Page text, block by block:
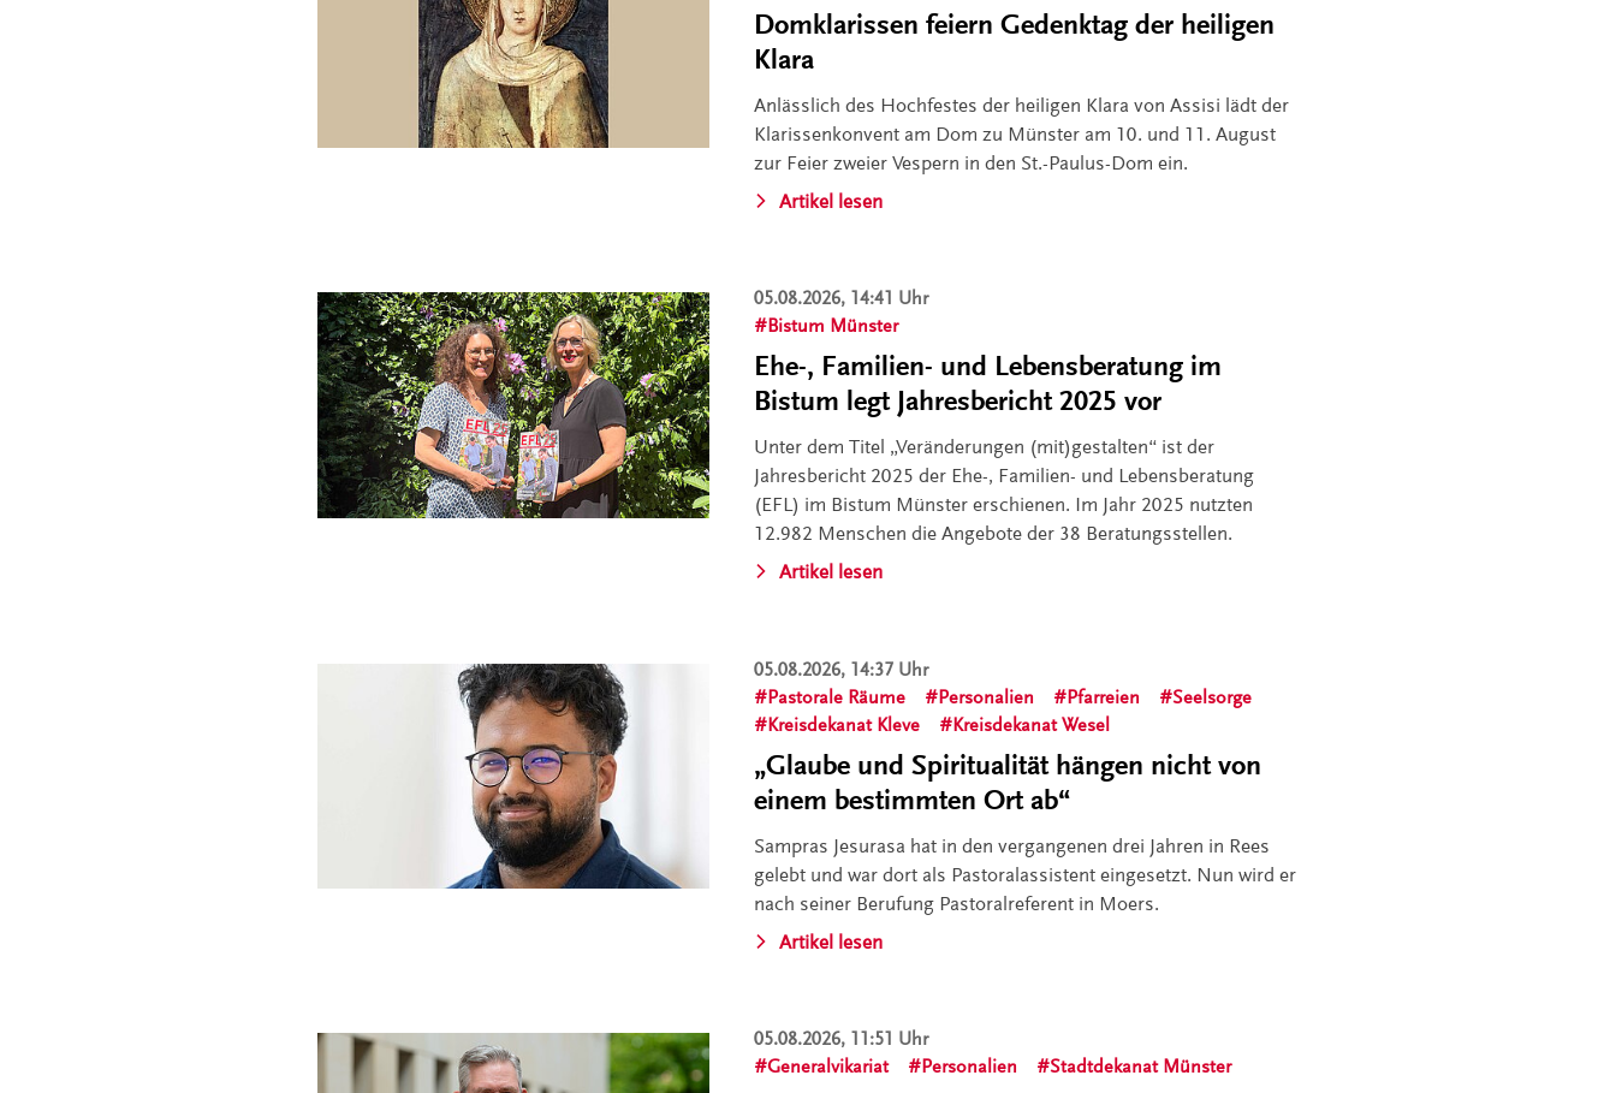
Domklarissen feiern Gedenktag der heiligen
Klara
Anlässlich des Hochfestes der heiligen Klara von Assisi lädt der
Klarissenkonvent am Dom zu Münster am 10. und 11. August
zur Feier zweier Vespern in den St.-Paulus-Dom ein.
Artikel lesen
05.08.2026, 14:41 Uhr
Bistum Münster
Ehe-, Familien- und Lebensberatung im
Bistum legt Jahresbericht 2025 vor
Unter dem Titel „Veränderungen (mit)gestalten“ ist der
Jahresbericht 2025 der Ehe-, Familien- und Lebensberatung
(EFL) im Bistum Münster erschienen. Im Jahr 2025 nutzten
12.982 Menschen die Angebote der 38 Beratungsstellen.
Artikel lesen
05.08.2026, 14:37 Uhr
Pastorale Räume
Personalien Pfarreien
Seelsorge
Kreisdekanat Kleve
Kreisdekanat Wesel
„Glaube und Spiritualität hängen nicht von
einem bestimmten Ort ab“
Sampras Jesurasa hat in den vergangenen drei Jahren in Rees
gelebt und war dort als Pastoralassistent eingesetzt. Nun wird er
nach seiner Berufung Pastoralreferent in Moers.
Artikel lesen
05.08.2026, 11:51 Uhr
Generalvikariat
Personalien Stadtdekanat Münster